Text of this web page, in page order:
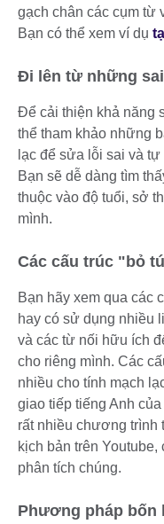
gạch chân các cụm từ
Bạn có thể xem ví dụ
Đi lên từ những
Để cải thiện khả năng
thể tham khảo những
lạc để sửa lỗi sai và
Bạn sẽ dễ dàng tìm
thuộc vào độ tuổi, sở
mình.
Các cấu trúc "bỏ
Bạn hãy xem qua các
hay có sử dụng nhiều
và các từ nối hữu ích
cho riêng mình. Các
nhiều cho tính mạch
giao tiếp tiếng Anh
rất nhiều chương trình
kịch bản trên
phân tích chúng.
Phương pháp bốn